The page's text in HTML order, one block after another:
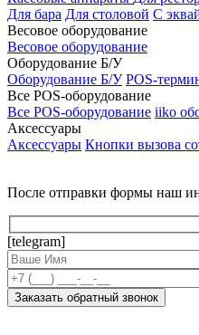
Для бара Для столовой С
Весовое оборудование
Весовое оборудование
Оборудование Б/У
Оборудование Б/У POS-
Все POS-оборудование
Все POS-оборудование iiko
Аксессуары
Аксессуары Кнопки вызова
После отправки формы наш
[telegram]